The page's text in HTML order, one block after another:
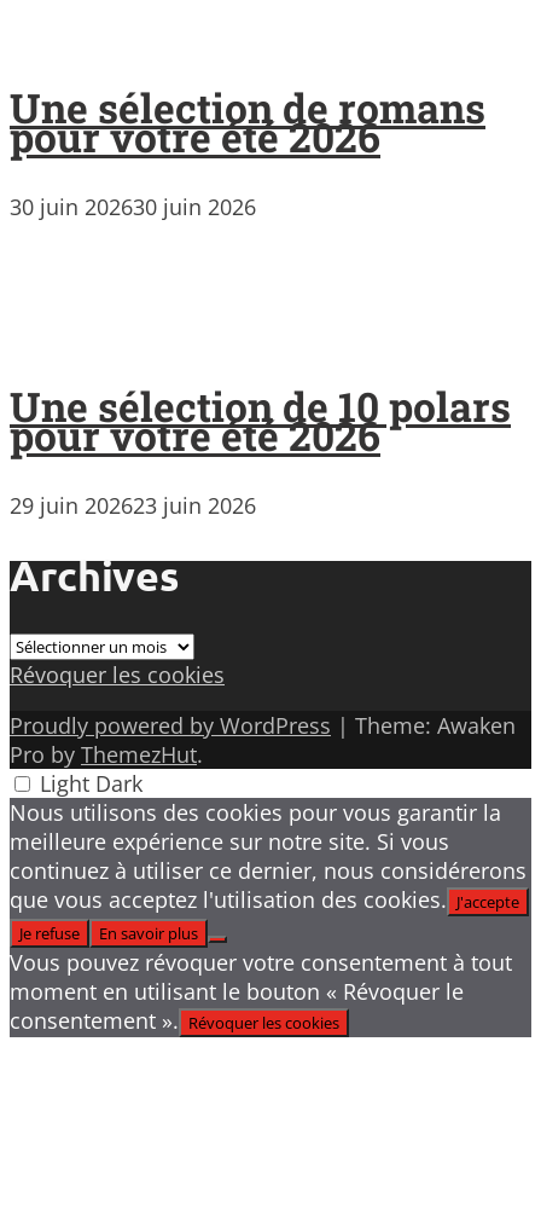
Une sélection de romans
pour votre été 2026
30 juin 202630 juin 2026
Une sélection de 10 polars
pour votre été 2026
29 juin 202623 juin 2026
Archives
Archives
Révoquer les cookies
Proudly powered by WordPress | Theme: Awaken
Pro by ThemezHut.
Light Dark
Nous utilisons des cookies pour vous garantir la
meilleure expérience sur notre site. Si vous
continuez à utiliser ce dernier, nous considérerons
que vous acceptez l'utilisation des cookies. J'accepte
Je refuse
En savoir plus
Vous pouvez révoquer votre consentement à tout
moment en utilisant le bouton « Révoquer le
consentement ». Révoquer les cookies